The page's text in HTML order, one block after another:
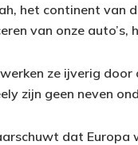
het continent van
van onze auto’s,
ze ijverig
zijn geen neven
dat Europa